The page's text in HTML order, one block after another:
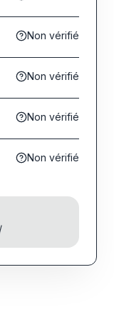
Non vérifié
Non vérifié
Non vérifié
Non vérifié